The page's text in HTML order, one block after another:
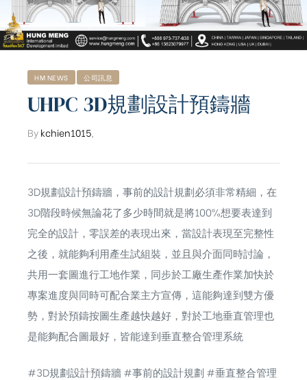
HM NEWS 公司訊息
UHPC 3D規劃設計預鑄牆
Bykchien1015
3D規劃設計預鑄牆，事前的設計規劃必須非常精細，在
3D階段時候無論花了多少時間就是將100%想要表達到
完全的設計，零誤差的表現出來，當設計表現至完整性
之後，就能夠利用產生試組裝，並且與介面同時討論，
共用一套圖進行工地作業，同步於工廠生產作業加快於
專案進度與同時可配合業主方宣傳，這能夠達到雙方優
勢，對於預鑄按圖生產越快越好，對於工地垂直管理也
是能夠配合圖最好，皆能達到垂直整合管理系統
#3D規劃設計預鑄牆 #事前的設計規劃 #垂直整合管理